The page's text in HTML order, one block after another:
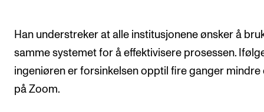
Han understreker at alle institusjonene ønsker å
samme systemet for å effektivisere prosessen.
ingeniøren er forsinkelsen opptil fire ganger mindre
på Zoom.